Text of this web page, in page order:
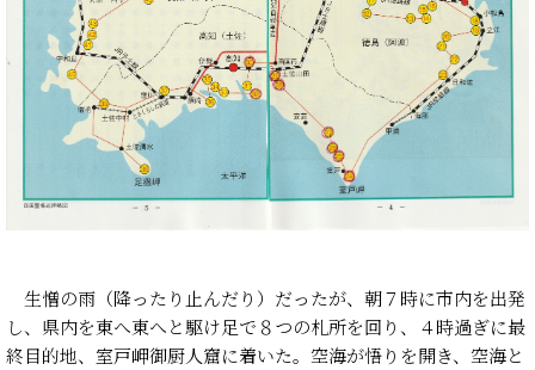
生憎の雨（降ったり止んだり）だったが、朝７時に市内を出発
し、県内を東へ東へと駆け足で８つの札所を回り、４時過ぎに最
終目的地、室戸岬御厨人窟に着いた。空海が悟りを開き、空海と